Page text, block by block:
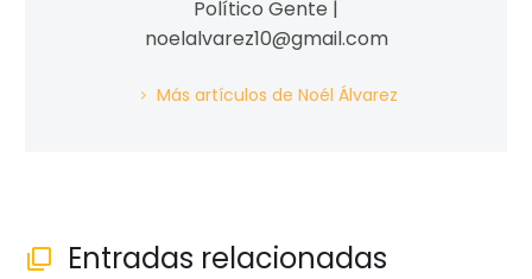
Político Gente |
noelalvarez10@gmail.com
Más artículos de Noél Álvarez
 Entradas relacionadas